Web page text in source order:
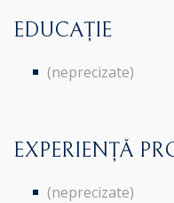
EDUCAȚIE
(neprecizate)
EXPERIENȚĂ
(neprecizate)